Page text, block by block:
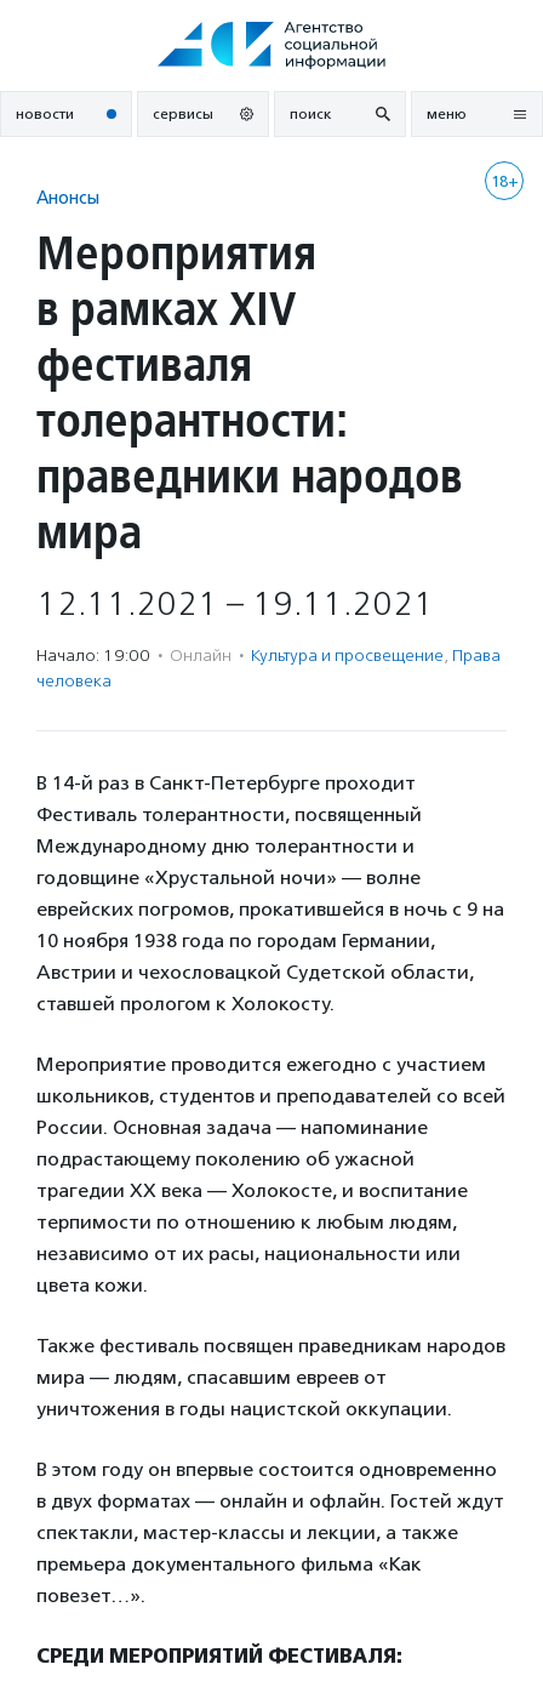
новости сервисы поиск меню
18+
Анонсы
Мероприятия
в рамках XIV
фестиваля
толерантности:
праведники народов
мира
12.11.2021 – 19.11.2021
Начало: 19:00 · Онлайн · Культура и просвещение, Права
человека
В 14-й раз в Санкт-Петербурге проходит
Фестиваль толерантности, посвященный
Международному дню толерантности и
годовщине «Хрустальной ночи» — волне
еврейских погромов, прокатившейся в ночь с 9 на
10 ноября 1938 года по городам Германии,
Австрии и чехословацкой Судетской области,
ставшей прологом к Холокосту.
Мероприятие проводится ежегодно с участием
школьников, студентов и преподавателей со всей
России. Основная задача — напоминание
подрастающему поколению об ужасной
трагедии XX века — Холокосте, и воспитание
терпимости по отношению к любым людям,
независимо от их расы, национальности или
цвета кожи.
Также фестиваль посвящен праведникам народов
мира — людям, спасавшим евреев от
уничтожения в годы нацистской оккупации.
В этом году он впервые состоится одновременно
в двух форматах — онлайн и офлайн. Гостей ждут
спектакли, мастер-классы и лекции, а также
премьера документального фильма «Как
повезет…».
СРЕДИ МЕРОПРИЯТИЙ ФЕСТИВАЛЯ: